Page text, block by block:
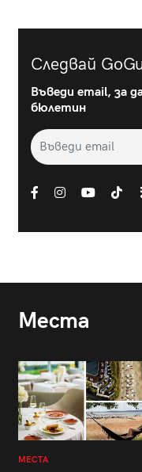
Следвай
Въведи email, за
бюлетин
Места
МЕСТА